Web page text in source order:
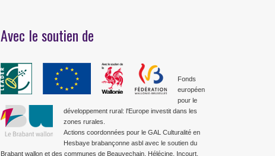
Avec le soutien de
Fonds
européen
pour le
développement rural: l'Europe investit dans les
zones rurales.
Actions coordonnées pour le GAL Culturalité en
Hesbaye brabançonne asbl avec le soutien du
Brabant wallon et des communes de Beauvechain, Hélécine, Incourt,